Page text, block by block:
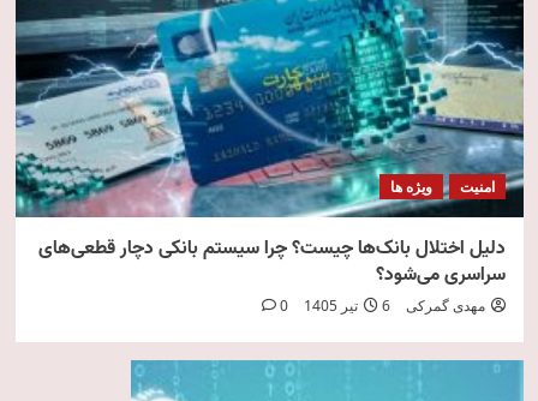
امنیت ویژه ها
دلیل اختلال بانک‌ها چیست؟ چرا سیستم بانکی دچار قطعی‌های
سراسری می‌شود؟
مهدی گمرکی 6 تیر 1405 0